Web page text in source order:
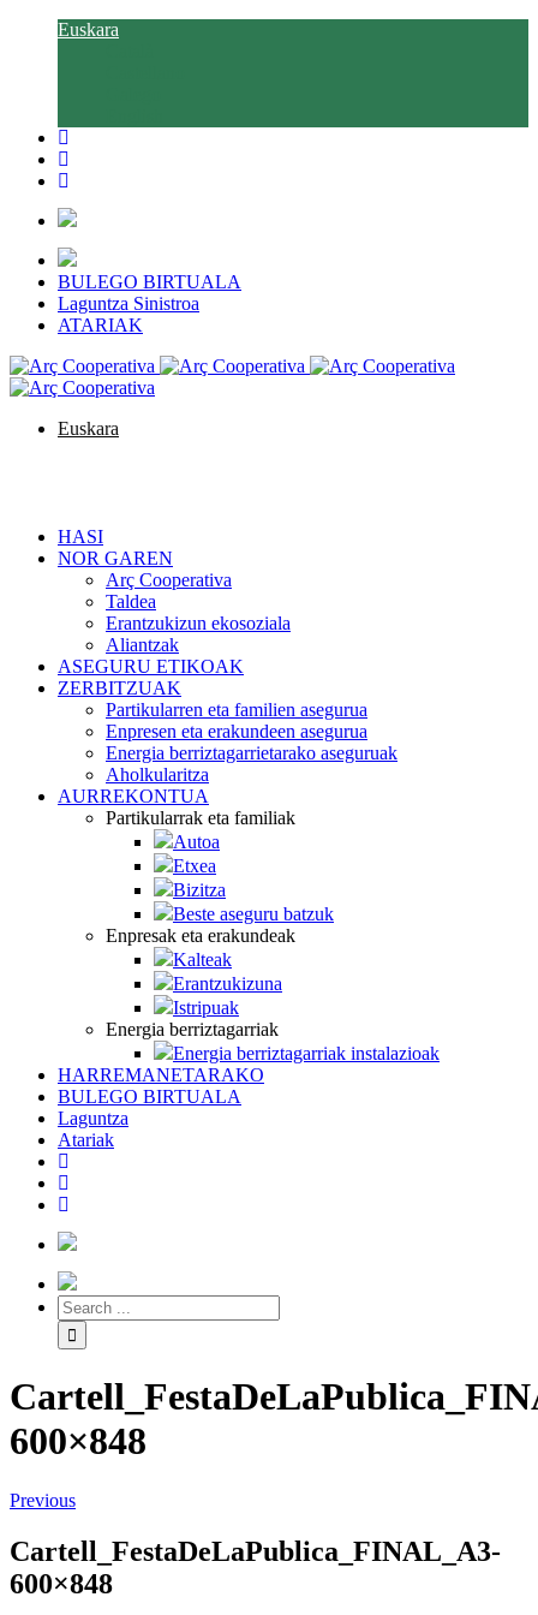
Euskara
BULEGO BIRTUALA
Laguntza Sinistroa
ATARIAK
Euskara
HASI
NOR GAREN
Arç Cooperativa
Taldea
Erantzukizun ekosoziala
Aliantzak
ASEGURU ETIKOAK
ZERBITZUAK
Partikularren eta familien asegurua
Enpresen eta erakundeen asegurua
Energia berriztagarrietarako aseguruak
Aholkularitza
AURREKONTUA
Partikularrak eta familiak
Autoa
Etxea
Bizitza
Beste aseguru batzuk
Enpresak eta erakundeak
Kalteak
Erantzukizuna
Istripuak
Energia berriztagarriak
Energia berriztagarriak instalazioak
HARREMANETARAKO
BULEGO BIRTUALA
Laguntza
Atariak
600×848
Previous
Cartell_FestaDeLaPublica_FINAL_A3-
600×848